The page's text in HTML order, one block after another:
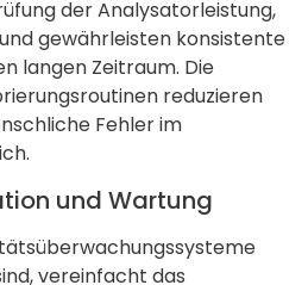
der Analysatorleistung,
gewährleisten konsistente
langen Zeitraum. Die
reduzieren
Fehler im
und Wartung
vereinfacht das